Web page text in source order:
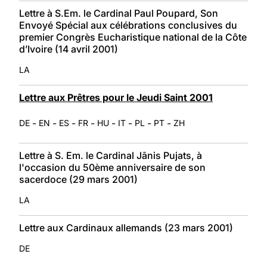
Lettre à S.Em. le Cardinal Paul Poupard, Son
Envoyé Spécial aux célébrations conclusives du
premier Congrès Eucharistique national de la Côte
d’Ivoire (14 avril 2001)
LA
Lettre aux Prêtres pour le Jeudi Saint 2001
DE - EN - ES - FR - HU - IT - PL - PT - ZH
Lettre à S. Em. le Cardinal Jānis Pujats, à
l'occasion du 50ème anniversaire de son
sacerdoce (29 mars 2001)
LA
Lettre aux Cardinaux allemands (23 mars 2001)
DE